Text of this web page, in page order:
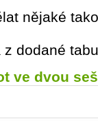
nějaké
dodané
ve dvou